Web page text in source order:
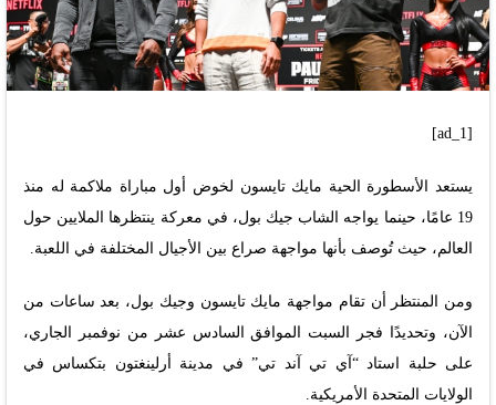
[ad_1]
يستعد الأسطورة الحية مايك تايسون لخوض أول مباراة ملاكمة له منذ
19 عامًا، حينما يواجه الشاب جيك بول، في معركة ينتظرها الملايين حول
العالم، حيث تُوصف بأنها مواجهة صراع بين الأجيال المختلفة في اللعبة.
ومن المنتظر أن تقام مواجهة مايك تايسون وجيك بول، بعد ساعات من
الآن، وتحديدًا فجر السبت الموافق السادس عشر من نوفمبر الجاري،
على حلبة استاد “آي تي آند تي” في مدينة أرلينغتون بتكساس في
الولايات المتحدة الأمريكية.